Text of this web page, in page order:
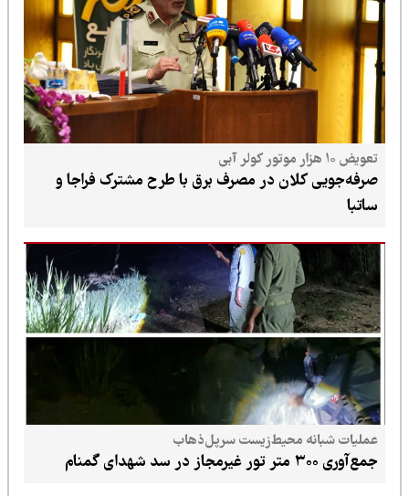
تعویض ۱۰ هزار موتور کولر آبی
صرفه‌جویی کلان در مصرف برق با طرح مشترک فراجا و
ساتبا
عملیات شبانه محیط‌زیست سرپل‌ذهاب
جمع‌آوری ۳۰۰ متر تور غیرمجاز در سد شهدای گمنام